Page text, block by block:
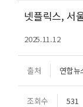
넷플릭스, 서
2025.11.12
출처 연합뉴
조회수 531